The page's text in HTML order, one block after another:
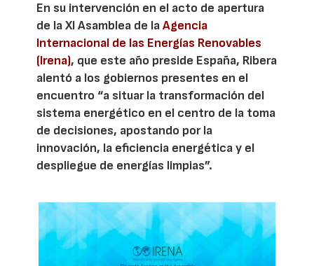
En su intervención en el acto de apertura
de la XI Asamblea de laAgencia
Internacional de las Energías Renovables
(Irena), que este año preside España, Ribera
alentó a los gobiernos presentes en el
encuentro “a situar la transformación del
sistema energético en el centro de la toma
de decisiones, apostando por la
innovación, la eficiencia energética y el
despliegue de energías limpias”.